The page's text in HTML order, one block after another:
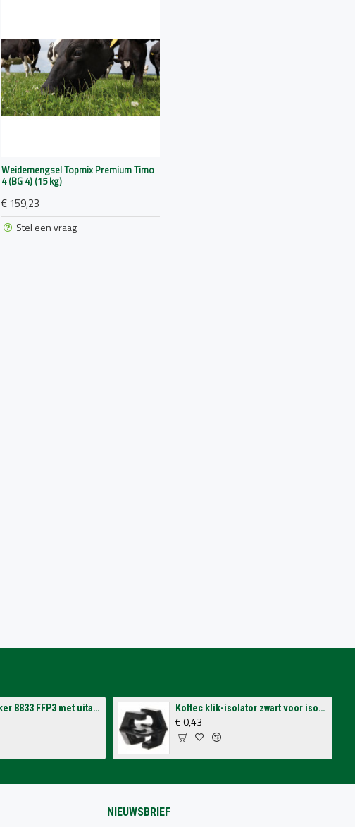
Weidemengsel Topmix Premium Timo
4 (BG 4) (15 kg)
€ 159,23
Stel een vraag
3M stofmasker 8833 FFP3 met uitademventiel (per 10 stuks) Koltec klik-isolator zwart voor isolatorsteun tbv volieres (p/st.)
€ 0,43
NIEUWSBRIEF